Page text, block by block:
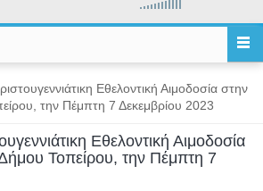
Εθελοντική Αιμοδοσία στην
την Πέμπτη 7 Δεκεμβρίου 2023
Εθελοντική Αιμοδοσία
Τοπείρου, την Πέμπτη 7